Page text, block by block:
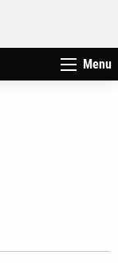
Menu